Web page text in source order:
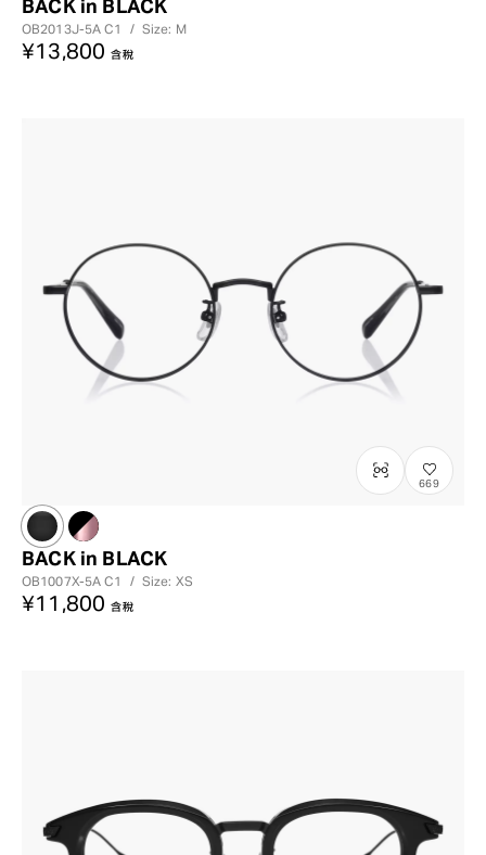
BACK in BLACK
OB2013J-5AC1 / Size: M
¥13,800 含稅
669
BACK in BLACK
OB1007X-5AC1 / Size: XS
¥11,800 含稅